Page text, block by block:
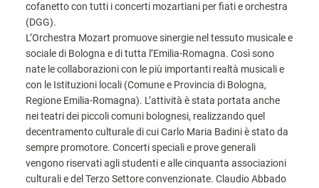
cofanetto con tutti i concerti mozartiani per fiati e orchestra
(DGG).
L’Orchestra Mozart promuove sinergie nel tessuto musicale e
sociale di Bologna e di tutta l’Emilia-Romagna. Così sono
nate le collaborazioni con le più importanti realtà musicali e
con le Istituzioni locali (Comune e Provincia di Bologna,
Regione Emilia-Romagna). L’attività è stata portata anche
nei teatri dei piccoli comuni bolognesi, realizzando quel
decentramento culturale di cui Carlo Maria Badini è stato da
sempre promotore. Concerti speciali e prove generali
vengono riservati agli studenti e alle cinquanta associazioni
culturali e del Terzo Settore convenzionate. Claudio Abbado